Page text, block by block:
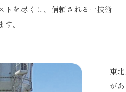
トを尽くし、信頼される一技術
。
東
が